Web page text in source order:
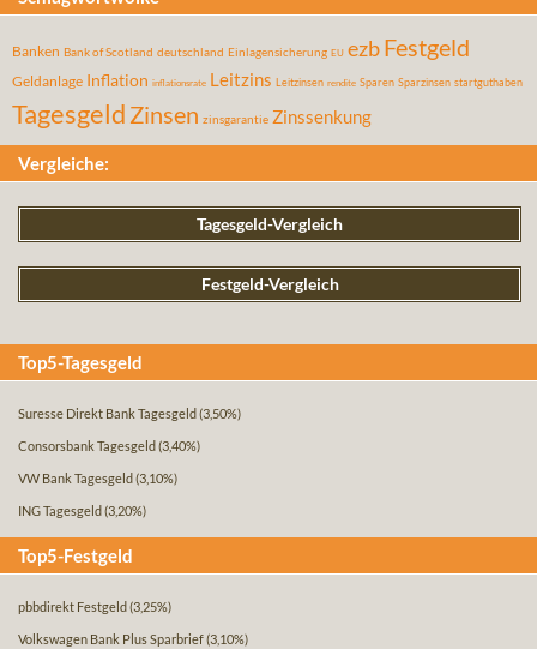
Banken Bank of Scotland deutschland Einlagensicherung EU ezbFestgeld
Geldanlage Inflation inflationsrate Leitzins Leitzinsen rendite Sparen Sparzinsen startguthaben
Tagesgeld Zinsen zinsgarantie Zinssenkung
Vergleiche:
Tagesgeld-Vergleich
Festgeld-Vergleich
Top5-Tagesgeld
Suresse Direkt Bank Tagesgeld (3,50%)
Consorsbank Tagesgeld (3,40%)
VW Bank Tagesgeld (3,10%)
ING Tagesgeld (3,20%)
Top5-Festgeld
pbbdirekt Festgeld (3,25%)
Volkswagen Bank Plus Sparbrief(3,10%)